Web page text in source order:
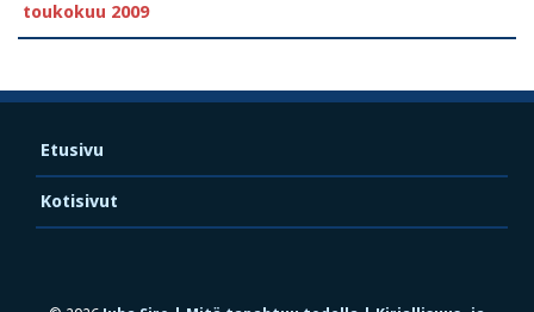
toukokuu 2009
Etusivu
Kotisivut